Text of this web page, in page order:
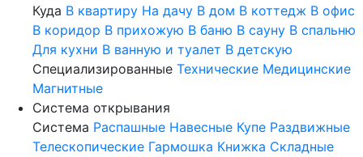
Куда В квартиру На дачу В дом В коттедж В офис
В коридор В прихожую В баню В сауну В спальню
Для кухни В ванную и туалет В детскую
Специализированные Технические Медицинские
Магнитные
Система открывания
Система Распашные Навесные Купе Раздвижные
Телескопические Гармошка Книжка Складные